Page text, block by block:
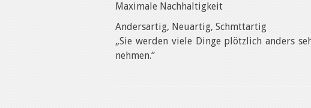
Maximale Nachhaltigkeit
Andersartig, Neuartig, Schmttartig
„Sie werden viele Dinge plötzlich anders
nehmen.“